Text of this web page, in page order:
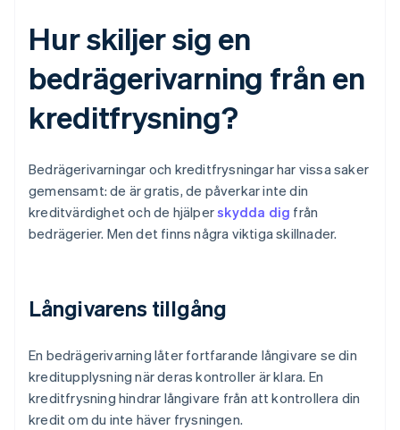
Hur skiljer sig en
bedrägerivarning från en
kreditfrysning?
Bedrägerivarningar och kreditfrysningar har vissa saker
gemensamt: de är gratis, de påverkar inte din
kreditvärdighet och de hjälperskydda dig från
bedrägerier. Men det finns några viktiga skillnader.
Långivarens tillgång
En bedrägerivarning låter fortfarande långivare se din
kreditupplysning när deras kontroller är klara. En
kreditfrysning hindrar långivare från att kontrollera din
kredit om du inte häver frysningen.